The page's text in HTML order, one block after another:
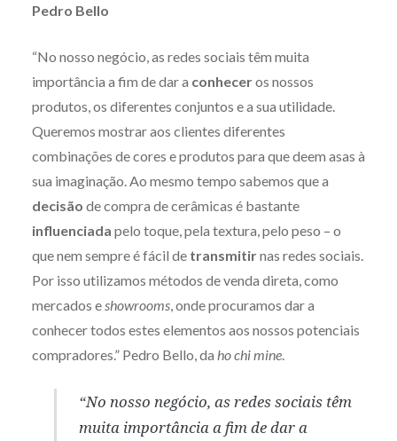
Pedro Bello
“No nosso negócio, as redes sociais têm muita
importância a fim de dar a conheceros nossos
produtos, os diferentes conjuntos e a sua utilidade.
Queremos mostrar aos clientes diferentes
combinações de cores e produtos para que deem asas à
sua imaginação. Ao mesmo tempo sabemos que a
decisão de compra de cerâmicas é bastante
influenciada pelo toque, pela textura, pelo peso – o
que nem sempre é fácil de transmitirnas redes sociais.
Por isso utilizamos métodos de venda direta, como
mercados e showrooms, onde procuramos dar a
conhecer todos estes elementos aos nossos potenciais
compradores.” Pedro Bello, da ho chi mine.
“No nosso negócio, as redes sociais têm
muita importância a fim de dar a